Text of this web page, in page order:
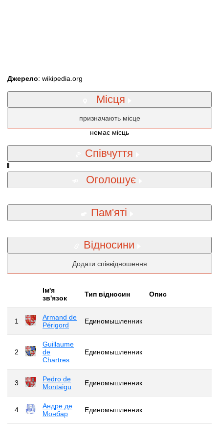
Джерело: wikipedia.org
Місця
призначають місце
немає місць
Співчуття
Оголошує
Пам'яті
Відносини
Додати співвідношення
Iм'я
зв'язок
Тип відносин Опис
1
Armand de
Périgord
Единомышленник
2
Guillaume
de
Chartres
Единомышленник
3
Pedro de
Montaigu
Единомышленник
4
Андре де
Монбар
Единомышленник